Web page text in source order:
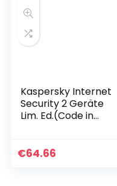
Kaspersky Internet
Security 2 Geräte
Lim. Ed.(Code in
€64.66